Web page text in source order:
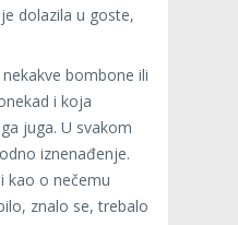
dolazila u goste,
bombone ili
i koja
juga. U svakom
iznenađenje.
kao o nečemu
znalo se, trebalo